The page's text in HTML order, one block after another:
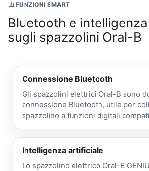
FUNZIONI SMART
Bluetooth e
sugli spazzolini Oral-B
Connessione Bluetooth
Gli spazzolini elettrici Oral-B sono
connessione Bluetooth, utile per
spazzolino a funzioni digitali
Intelligenza artificiale
Lo spazzolino elettrico Oral-B